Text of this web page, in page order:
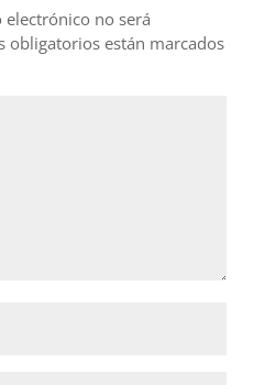
no será
obligatorios están marcados